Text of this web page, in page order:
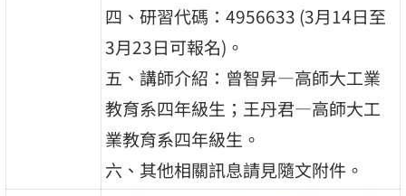
四、研習代碼：4956633 (3月14日至
3月23日可報名)。
五、講師介紹：曾智昇—高師大工業
教育系四年級生；王丹君—高師大工
業教育系四年級生。
六、其他相關訊息請見隨文附件。